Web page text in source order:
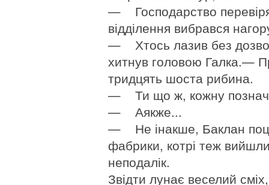
— Господарство
відділення вибрався
— Хтось лазив без
хитнув головою Галка.—
тридцять шоста рибина.
— Ти що ж, кожну
— Аякже...
— Не інакше, Баклан
фабрики, котрі теж
неподалік.
Звідти лунає веселий